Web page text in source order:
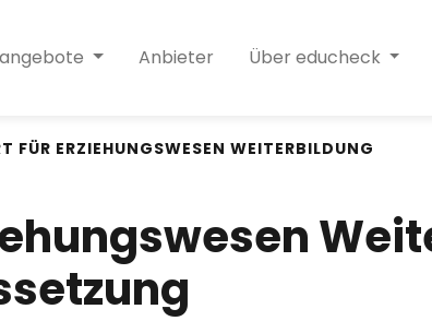
Anbieter Über educheck
FÜR ERZIEHUNGSWESEN WEITERBILDUNG